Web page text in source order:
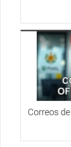
Correos